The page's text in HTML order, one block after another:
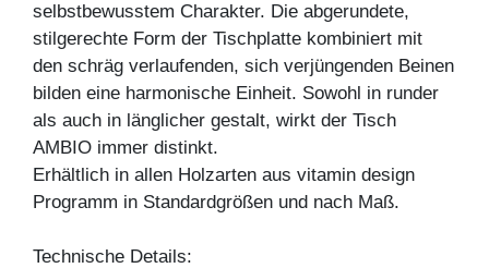
selbstbewusstem Charakter. Die abgerundete,
stilgerechte Form der Tischplatte kombiniert mit
den schräg verlaufenden, sich verjüngenden Beinen
bilden eine harmonische Einheit. Sowohl in runder
als auch in länglicher gestalt, wirkt der Tisch
AMBIO immer distinkt.
Erhältlich in allen Holzarten aus vitamin design
Programm in Standardgrößen und nach Maß.
Technische Details: